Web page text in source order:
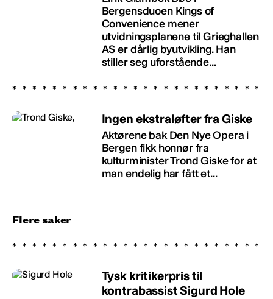
Bergensduoen Kings of
Convenience mener
utvidningsplanene til Grieghallen
AS er dårlig byutvikling. Han
stiller seg uforstående...
Ingen ekstraløfter fra Giske
Aktørene bak Den Nye Opera i
Bergen fikk honnør fra
kulturminister Trond Giske for at
man endelig har fått et...
Flere saker
Tysk kritikerpris til
kontrabassist Sigurd Hole